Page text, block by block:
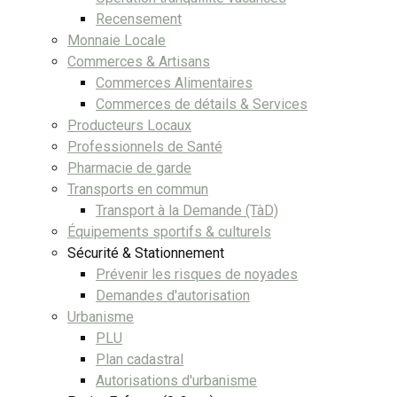
Recensement
Monnaie Locale
Commerces & Artisans
Commerces Alimentaires
Commerces de détails & Services
Producteurs Locaux
Professionnels de Santé
Pharmacie de garde
Transports en commun
Transport à la Demande (TàD)
Équipements sportifs & culturels
Sécurité & Stationnement
Prévenir les risques de noyades
Demandes d'autorisation
Urbanisme
PLU
Plan cadastral
Autorisations d'urbanisme